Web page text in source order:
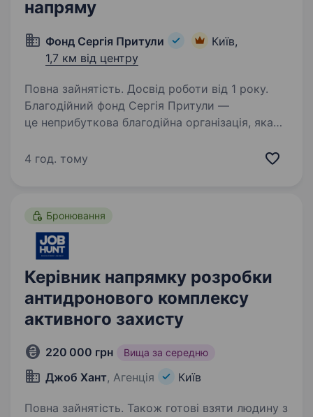
напряму
Фонд Сергія Притули
Київ,
1,7 км від центру
Повна зайнятість. Досвід роботи від 1 року.
Благодійний фонд Сергія Притули —
це неприбуткова благодійна організація, яка
разом із командою. Фонд було створено
4 год. тому
Бронювання
Керівник напрямку розробки
антидронового комплексу
активного захисту
220 000 грн Вища за середню
Джоб Хант, Агенція Київ
Повна зайнятість. Також готові взяти людину з